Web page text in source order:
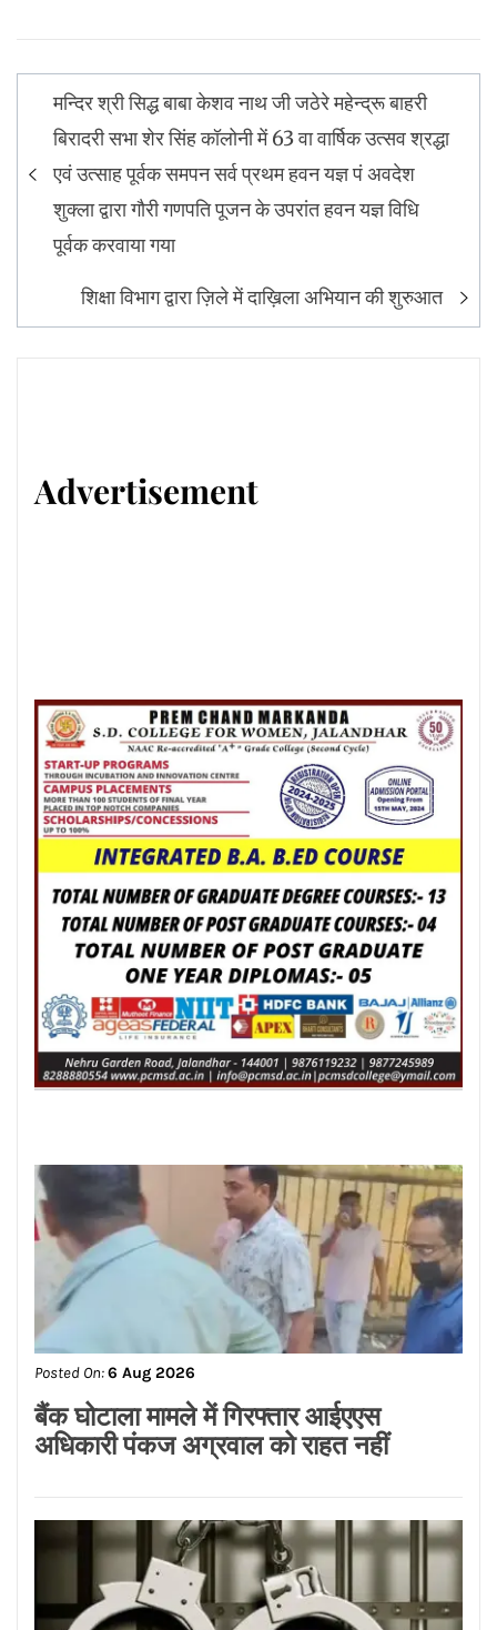
Post
navigation
मन्दिर श्री सिद्ध बाबा केशव नाथ जी जठेरे महेन्द्रू बाहरी
बिरादरी सभा शेर सिंह कॉलोनी में 63 वा वार्षिक उत्सव श्रद्धा
एवं उत्साह पूर्वक समपन सर्व प्रथम हवन यज्ञ पं अवदेश
शुक्ला द्वारा गौरी गणपति पूजन के उपरांत हवन यज्ञ विधि
पूर्वक करवाया गया
शिक्षा विभाग द्वारा ज़िले में दाख़िला अभियान की शुरुआत
Advertisement
6 Aug 2026
बैंक घोटाला मामले में गिरफ्तार आईएएस
अधिकारी पंकज अग्रवाल को राहत नहीं
Posted On:
मोटरसाइकिल सवार एक चोर ने दिनदहाड़े एक
दुकान के बाहर रखे देसी घी के डब्बे चुराये